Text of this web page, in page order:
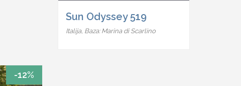
Sun Odyssey 519
Italija, Baza: Marina di Scarlino
-12%